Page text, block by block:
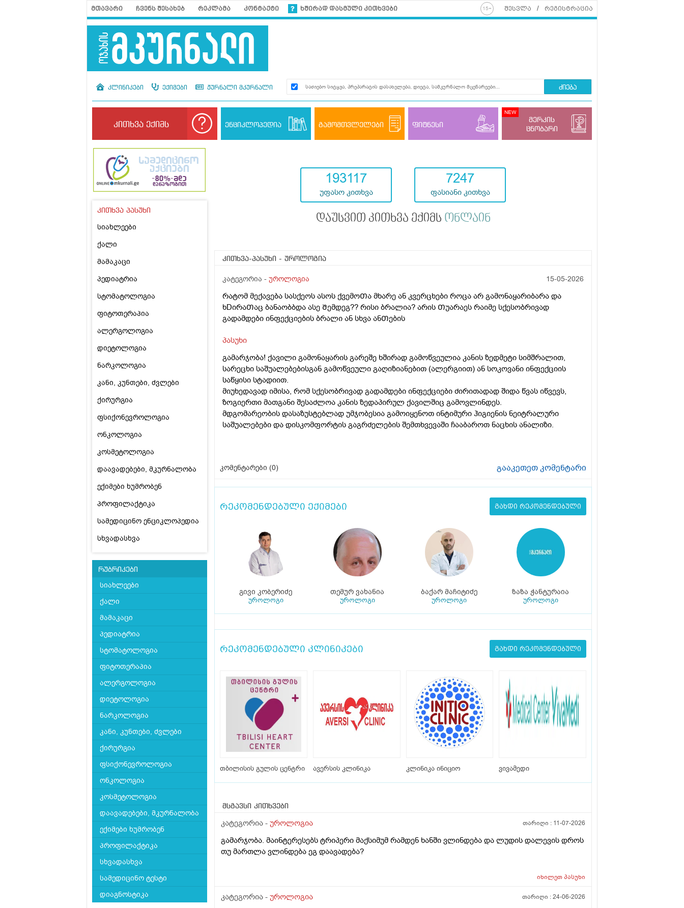
მთავარი ჩვენს შესახებ რეკლამა კონტაქტი ხშირად დასმული კითხვები შესვლა რეგისტრაცია
კლინიკები ექიმები ჟურნალი მკურნალი ძიება
კითხვა ექიმს ენციკლოპედია გამომთვლელები ფიტნესი
მერკის
ცნობარი
კითხვა პასუხი
სიახლეები
ქალი
მამაკაცი
პედიატრია
სტომატოლოგია
ფიტოთერაპია
ალერგოლოგია
დიეტოლოგია
ნარკოლოგია
კანი, კუნთები, ძვლები
ქირურგია
ფსიქონევროლოგია
ონკოლოგია
კოსმეტოლოგია
დაავადებები, მკურნალობა
ექიმები ხუმრობენ
პროფილაქტიკა
სამედიცინო ენციკლოპედია
სხვადასხვა
რუბრიკები
სიახლეები
ქალი
მამაკაცი
პედიატრია
სტომატოლოგია
ფიტოთერაპია
ალერგოლოგია
დიეტოლოგია
ნარკოლოგია
კანი, კუნთები, ძვლები
ქირურგია
ფსიქონევროლოგია
ონკოლოგია
კოსმეტოლოგია
დაავადებები, მკურნალობა
ექიმები ხუმრობენ
პროფილაქტიკა
სხვადასხვა
სამედიცინო ტესტი
დიაგნოსტიკა
193117
უფასო კითხვა
7247
ფასიანი კითხვა
დაუსვით კითხვა ექიმს ონლაინ
კითხვა-პასუხი - უროლოგია
კატეგორია - უროლოგია 15-05-2026
რატომ მექავება სასქეოს ასოს ქვემოᲗა მხარე ან კვერცხები როცა არ გამონაყარიბარა და
ხDირაᲗაც ბანაობბდა ასე Შემდეგ?? რისი ბრალია? არის Თუარაეს რაიმე სქესობრივად
გადამდები ინფექციების ბრალი ან სხვა ანᲗების
პასუხი
გამარჯობა! ქავილი გამონაყარის გარეშე ხშირად გამოწვეულია კანის ზედმეტი სიმშრალით,
სარეცხი საშუალებებისგან გამოწვეული გაღიზიანებით (ალერგიით) ან სოკოვანი ინფექციის
საწყისი სტადიით.
მიუხედავად იმისა, რომ სქესობრივად გადამდები ინფექციები ძირითადად შიდა წვას იწვევს,
ზოგიერთი მათგანი შესაძლოა კანის ზედაპირულ ქავილშიც გამოვლინდეს.
მდგომარეობის დასაზუსტებლად უმჯობესია გამოიყენოთ ინტიმური ჰიგიენის ნეიტრალური
საშუალებები და დისკომფორტის გაგრძელების შემთხვევაში ჩააბაროთ ნაცხის ანალიზი.
კომენტარები (0) გააკეთეთ კომენტარი
რეკომენდებული ექიმები გახდი რეკომენდებული
გივი კობერიძე
უროლოგი
თემურ ვახანია
უროლოგი
ბაქარ მაჩიტიძე
უროლოგი
ზაზა ჭანტურაია
უროლოგი
რეკომენდებული კლინიკები გახდი რეკომენდებული
თბილისის გულის ცენტრი ავერსის კლინიკა კლინიკა ინიციო ვივამედი
მსგავსი კითხვები
კატეგორია - უროლოგია თარიღი : 11-07-2026
გამარჯობა. მაინტერესებს ტრიპერი მაქსიმუმ რამდენ ხანში ვლინდება და ლუდის დალევის დროს
თუ მართლა ვლინდება ეგ დაავადება?
იხილეთპასუხი
კატეგორია - უროლოგია თარიღი :24-06-2026